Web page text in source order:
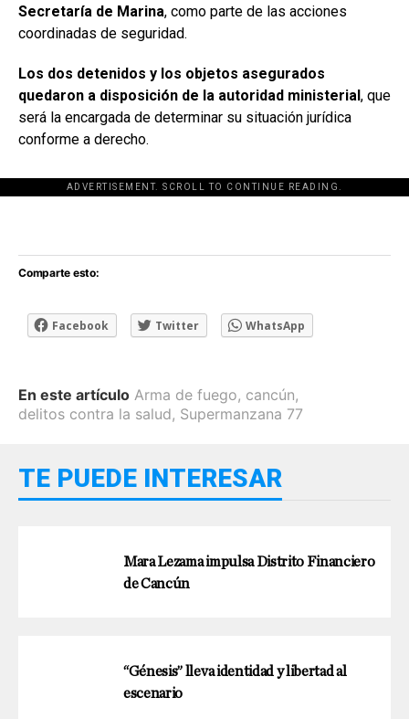
Secretaría de Marina, como parte de las acciones
coordinadas de seguridad.
Los dos detenidos y los objetos asegurados
quedaron a disposición de la autoridad ministerial , que
será la encargada de determinar su situación jurídica
conforme a derecho.
ADVERTISEMENT. SCROLL TO CONTINUE READING.
[adsforwp id="243463"]
Comparte esto:
Facebook Twitter WhatsApp
En este artículo Arma de fuego, cancún,
delitos contra la salud, Supermanzana 77
TE PUEDE INTERESAR
Mara Lezama impulsa Distrito Financiero
de Cancún
“Génesis” lleva identidad y libertad al
escenario